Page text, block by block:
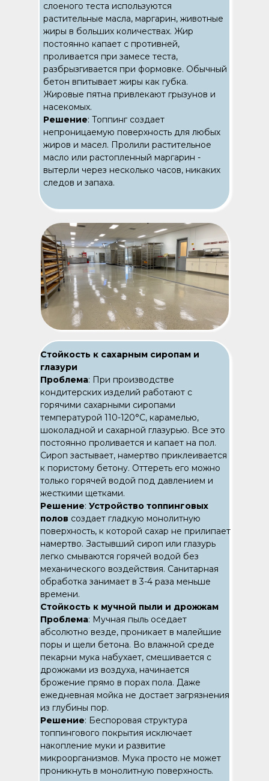
слоеного теста используются
растительные масла, маргарин, животные
жиры в больших количествах. Жир
постоянно капает с противней,
проливается при замесе теста,
разбрызгивается при формовке. Обычный
бетон впитывает жиры как губка.
Жировые пятна привлекают грызунов и
насекомых.
Решение: Топпинг создает
непроницаемую поверхность для любых
жиров и масел. Пролили растительное
масло или растопленный маргарин -
вытерли через несколько часов, никаких
следов и запаха.
Стойкость к сахарным сиропам и
глазури
Проблема: При производстве
кондитерских изделий работают с
горячими сахарными сиропами
температурой 110-120°C, карамелью,
шоколадной и сахарной глазурью. Все это
постоянно проливается и капает на пол.
Сироп застывает, намертво приклеивается
к пористому бетону. Оттереть его можно
только горячей водой под давлением и
жесткими щетками.
Решение: Устройство топпинговых
полов создает гладкую монолитную
поверхность, к которой сахар не прилипает
намертво. Застывший сироп или глазурь
легко смываются горячей водой без
механического воздействия. Санитарная
обработка занимает в 3-4 раза меньше
времени.
Стойкость к мучной пыли и дрожжам
Проблема: Мучная пыль оседает
абсолютно везде, проникает в малейшие
поры и щели бетона. Во влажной среде
пекарни мука набухает, смешивается с
дрожжами из воздуха, начинается
брожение прямо в порах пола. Даже
ежедневная мойка не достает загрязнения
из глубины пор.
Решение: Беспоровая структура
топпингового покрытия исключает
накопление муки и развитие
микроорганизмов. Мука просто не может
проникнуть в монолитную поверхность.